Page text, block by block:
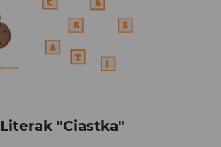
Literak "Ciastka"